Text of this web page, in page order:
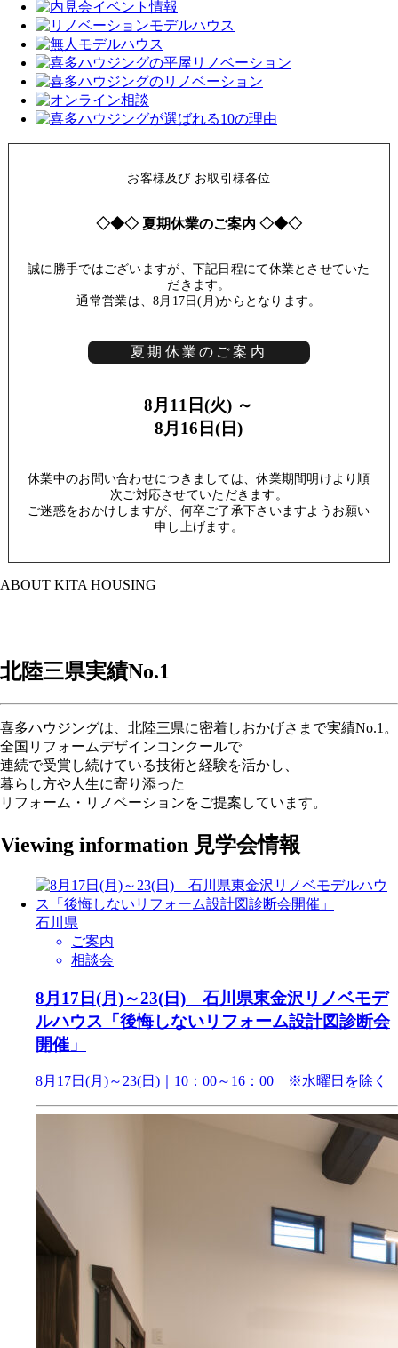
お客様及び お取引様各位
◇◆◇ 夏期休業のご案内 ◇◆◇
誠に勝手ではございますが、下記日程にて休業とさせていた
だきます。
通常営業は、8月17日(月)からとなります。
夏期休業のご案内
8月11日(火) ～
8月16日(日)
休業中のお問い合わせにつきましては、休業期間明けより順
次ご対応させていただきます。
ご迷惑をおかけしますが、何卒ご了承下さいますようお願い
申し上げます。
ABOUT KITA HOUSING
北陸三県実績No.1
喜多ハウジングは、北陸三県に密着しおかげさまで実績No.1。
全国リフォームデザインコンクールで
連続で受賞し続けている技術と経験を活かし、
暮らし方や人生に寄り添った
リフォーム・リノベーションをご提案しています。
Viewing information 見学会情報
石川県
ご案内
相談会
8月17日(月)～23(日) 石川県東金沢リノベモデ
ルハウス「後悔しないリフォーム設計図診断会
開催」
8月17日(月)～23(日)｜10：00～16：00 ※水曜日を除く